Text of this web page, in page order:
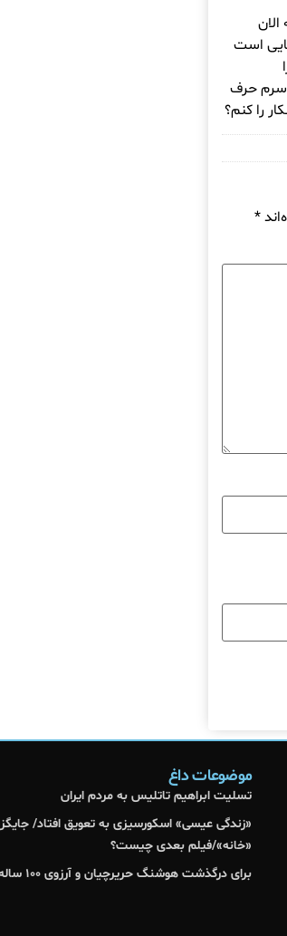
است
سرم حرف
را کنم؟
*
موضوعات داغ
تسلیت ابراهیم تاتلیس به مردم ایران
«زندگی عیسی» اسکورسیزی به تعویق افتاد/
«خانه»/فیلم بعدی چیست؟
برای درگذشت هوشنگ حریرچیان و آرزوی ۱۰۰ ساله‌اش